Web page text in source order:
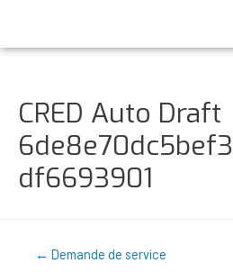
CRED Auto Draft
df6693901
← Demande de service